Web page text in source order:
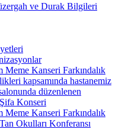
ve Durak Bilgileri
Meme Kanseri Farkındalık
kapsamında hastanemiz
düzenlenen
Konseri
Meme Kanseri Farkındalık
Okulları Konferansı